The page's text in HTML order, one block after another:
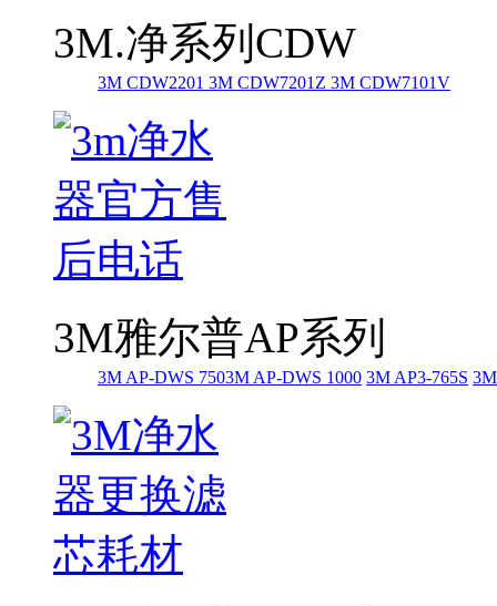
3M.净系列CDW
3M CDW2201 3M CDW7201Z 3M CDW7101V
3M雅尔普AP系列
3M AP-DWS 7503M AP-DWS 1000 3M AP3-765S